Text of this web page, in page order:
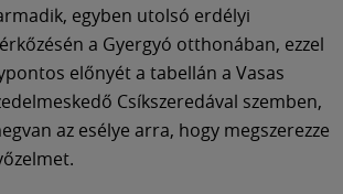
egyben utolsó erdélyi
a Gyergyó otthonában, ezzel
előnyét a tabellán a Vasas
Csíkszeredával szemben,
az esélye arra, hogy megszerezze